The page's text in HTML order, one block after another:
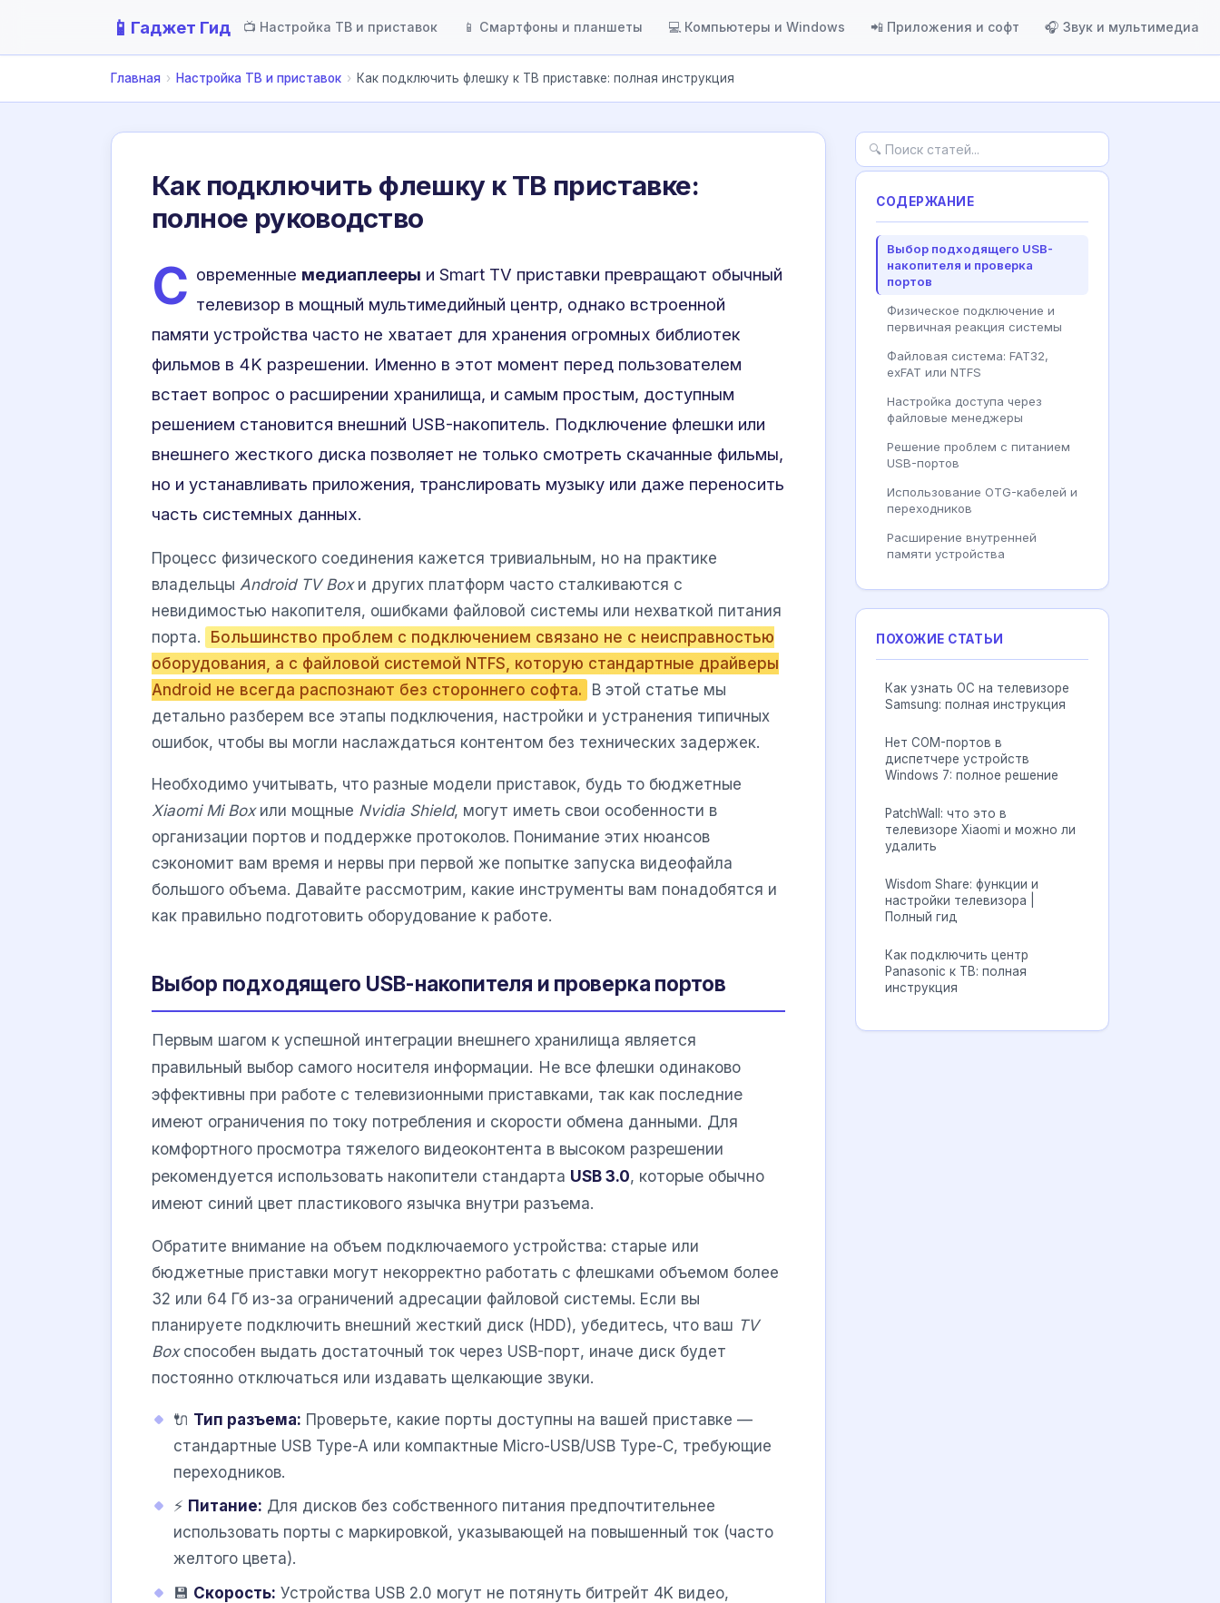
📱 Гаджет Гид 📺 Настройка ТВ и приставок 📱 Смартфоны и планшеты 💻 Компьютеры и Windows 📲 Приложения и софт 🎧 Звук и мультимедиа
Главная › Настройка ТВ и приставок › Как подключить флешку к ТВ приставке: полная инструкция
Как подключить флешку к ТВ приставке:
полное руководство
С овременные медиаплееры и Smart TV приставки превращают обычный
телевизор в мощный мультимедийный центр, однако встроенной
памяти устройства часто не хватает для хранения огромных библиотек
фильмов в 4K разрешении. Именно в этот момент перед пользователем
встает вопрос о расширении хранилища, и самым простым, доступным
решением становится внешний USB-накопитель. Подключение флешки или
внешнего жесткого диска позволяет не только смотреть скачанные фильмы,
но и устанавливать приложения, транслировать музыку или даже переносить
часть системных данных.
Процесс физического соединения кажется тривиальным, но на практике
владельцы Android TV Boxи других платформ часто сталкиваются с
невидимостью накопителя, ошибками файловой системы или нехваткой питания
порта.
Большинство проблем с подключением связано не с неисправностью
оборудования, а с файловой системой NTFS, которую стандартные драйверы
Android не всегда распознают без стороннего софта.
В этой статье мы
детально разберем все этапы подключения, настройки и устранения типичных
ошибок, чтобы вы могли наслаждаться контентом без технических задержек.
Необходимо учитывать, что разные модели приставок, будь то бюджетные
Xiaomi Mi Boxили мощные Nvidia Shield, могут иметь свои особенности в
организации портов и поддержке протоколов. Понимание этих нюансов
сэкономит вам время и нервы при первой же попытке запуска видеофайла
большого объема. Давайте рассмотрим, какие инструменты вам понадобятся и
как правильно подготовить оборудование к работе.
Выбор подходящего USB-накопителя и проверка портов
Первым шагом к успешной интеграции внешнего хранилища является
правильный выбор самого носителя информации. Не все флешки одинаково
эффективны при работе с телевизионными приставками, так как последние
имеют ограничения по току потребления и скорости обмена данными. Для
комфортного просмотра тяжелого видеоконтента в высоком разрешении
рекомендуется использовать накопители стандарта USB 3.0, которые обычно
имеют синий цвет пластикового язычка внутри разъема.
Обратите внимание на объем подключаемого устройства: старые или
бюджетные приставки могут некорректно работать с флешками объемом более
32 или 64 Гб из-за ограничений адресации файловой системы. Если вы
планируете подключить внешний жесткий диск (HDD), убедитесь, что ваш TV
Boxспособен выдать достаточный ток через USB-порт, иначе диск будет
постоянно отключаться или издавать щелкающие звуки.
🔌 Тип разъема: Проверьте, какие порты доступны на вашей приставке —
стандартные USB Type-A или компактные Micro-USB/USB Type-C, требующие
переходников.
⚡ Питание: Для дисков без собственного питания предпочтительнее
использовать порты с маркировкой, указывающей на повышенный ток (часто
желтого цвета).
💾 Скорость: Устройства USB 2.0 могут не потянуть битрейт 4K видео,
СОДЕРЖАНИЕ
Выбор подходящего USB-
накопителя и проверка
портов
Физическое подключение и
первичная реакция системы
Файловая система: FAT32,
exFAT или NTFS
Настройка доступа через
файловые менеджеры
Решение проблем с питанием
USB-портов
Использование OTG-кабелей и
переходников
Расширение внутренней
памяти устройства
ПОХОЖИЕ СТАТЬИ
Как узнать ОС на телевизоре
Samsung: полная инструкция
Нет COM-портов в
диспетчере устройств
Windows 7: полное решение
PatchWall: что это в
телевизоре Xiaomi и можно ли
удалить
Wisdom Share: функции и
настройки телевизора |
Полный гид
Как подключить центр
Panasonic к ТВ: полная
инструкция